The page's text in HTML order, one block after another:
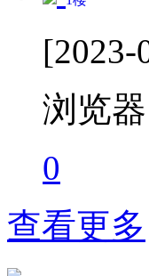
[2023-
浏览
0
查看更多